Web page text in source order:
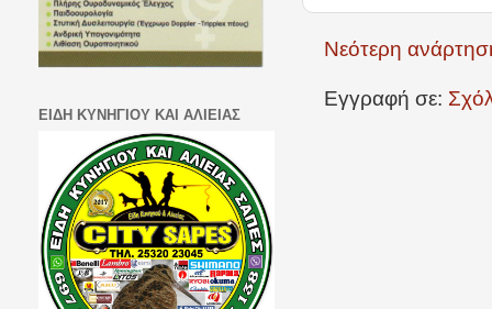
Νεότερη
Εγγραφή σε:
ΕΙΔΗ ΚΥΝΗΓΙΟΥ ΚΑΙ ΑΛΙΕΙΑΣ